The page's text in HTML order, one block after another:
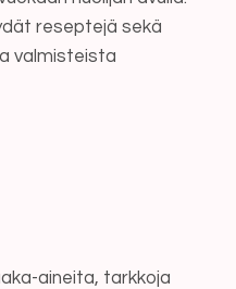
reseptejä sekä
valmisteista
aineita, tarkkoja